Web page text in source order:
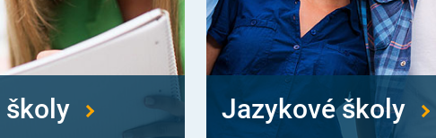
školy Jazykové školy